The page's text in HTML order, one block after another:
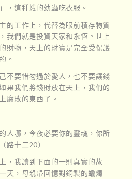
，這種蛾的幼蟲吃衣服。
的工作上，代替為眼前積存物質
我們就是投資天家和永恆。世上
財物，天上的財寶是完全受保護
。
不要惜物過於愛人，也不要讓錢
果我們將錢財放在天上，我們的
腐敗的東西了。
人哪，今夜必要你的靈魂，你所
路十二20）
，我讀到下面的一則真實的故
天，母親帶回憶對銅製的蠟燭